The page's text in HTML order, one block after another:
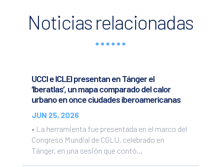
Noticias relacionadas
UCCI e ICLEI presentan en Tánger el
‘Iberatlas’, un mapa comparado del calor
urbano en once ciudades iberoamericanas
JUN 25, 2026
• La herramienta fue presentada en el marco del
Congreso Mundial de CGLU, celebrado en
Tánger, en una sesión que contó...